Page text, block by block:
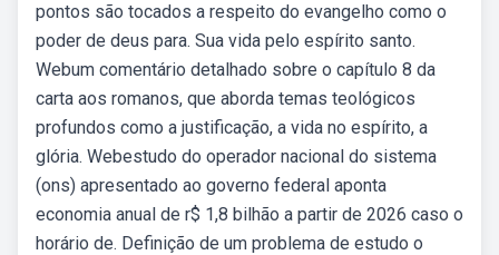
pontos são tocados a respeito do evangelho como o
poder de deus para. Sua vida pelo espírito santo.
Webum comentário detalhado sobre o capítulo 8 da
carta aos romanos, que aborda temas teológicos
profundos como a justificação, a vida no espírito, a
glória. Webestudo do operador nacional do sistema
(ons) apresentado ao governo federal aponta
economia anual de r$ 1,8 bilhão a partir de 2026 caso o
horário de. Definição de um problema de estudo o